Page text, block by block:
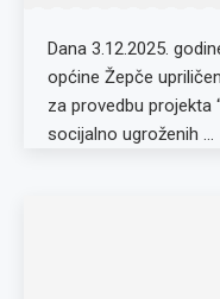
Dana 3.12.2025.
općine Žepče
za provedbu projekta
socijalno ugroženih …